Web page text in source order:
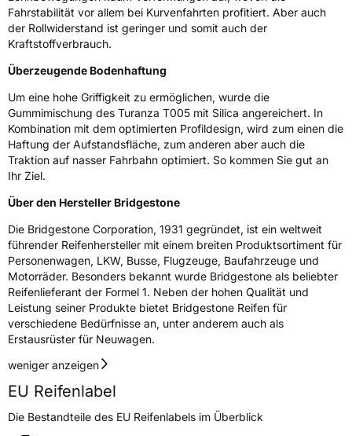
3PMSF / Schneeflockensymbol / Alpine-SymbolNein
EPREL ID383284
Allgemeine Produktsicherheit (GPSR)
HerstellerkontaktBRIDGESTONE EU NV/SA, Via del Fosso del
Salceto 13/15 00128 Rome Italien,
market.surveillance@bridgestone.eu
Fahrstabilität vor allem bei Kurvenfahrten profitiert. Aber auch
der Rollwiderstand ist geringer und somit auch der
Kraftstoffverbrauch.
Überzeugende Bodenhaftung
Um eine hohe Griffigkeit zu ermöglichen, wurde die
Gummimischung des Turanza T005 mit Silica angereichert. In
Kombination mit dem optimierten Profildesign, wird zum einen die
Haftung der Aufstandsfläche, zum anderen aber auch die
Traktion auf nasser Fahrbahn optimiert. So kommen Sie gut an
Ihr Ziel.
Über den Hersteller Bridgestone
Die Bridgestone Corporation, 1931 gegründet, ist ein weltweit
führender Reifenhersteller mit einem breiten Produktsortiment für
Personenwagen, LKW, Busse, Flugzeuge, Baufahrzeuge und
Motorräder. Besonders bekannt wurde Bridgestone als beliebter
Reifenlieferant der Formel 1. Neben der hohen Qualität und
Leistung seiner Produkte bietet Bridgestone Reifen für
verschiedene Bedürfnisse an, unter anderem auch als
Erstausrüster für Neuwagen.
weniger anzeigen
EU Reifenlabel
Die Bestandteile des EU Reifenlabels im Überblick